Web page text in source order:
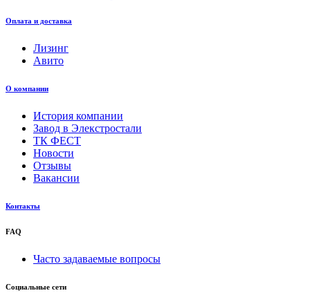
Оплата и доставка
Лизинг
Авито
О компании
История компании
Завод в Элекстростали
ТК ФЕСТ
Новости
Отзывы
Вакансии
Контакты
FAQ
Часто задаваемые вопросы
Социальные сети